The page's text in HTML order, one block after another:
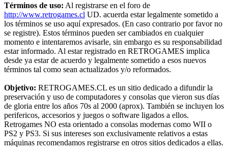
Términos de uso: Al registrarse en el foro de
http://www.retrogames.cl UD. acuerda estar legalmente sometido a
los términos se uso aquí expresados. (En caso contrario por favor no
se registre). Estos términos pueden ser cambiados en cualquier
momento e intentaremos avisarle, sin embargo es su responsabilidad
estar informado. Al estar registrado en RETROGAMES implica
desde ya estar de acuerdo y legalmente sometido a esos nuevos
términos tal como sean actualizados y/o reformados.
Objetivo: RETROGAMES.CL es un sitio dedicado a difundir la
preservación y uso de computadores y consolas que vieron sus días
de gloria entre los años 70s al 2000 (aprox). También se incluyen los
perifericos, accesorios y juegos o software ligados a ellos.
Retrogames NO esta orientado a consolas modernas como WII o
PS2 y PS3. Si sus intereses son exclusivamente relativos a estas
máquinas recomendamos registrarse en otros sitios dedicados a ellas.